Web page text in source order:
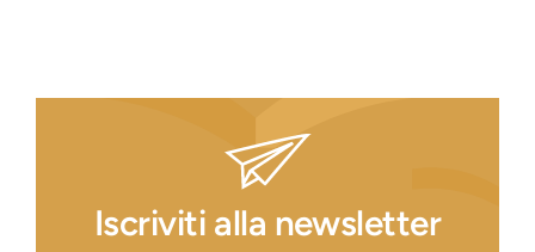
Iscriviti alla newsletter